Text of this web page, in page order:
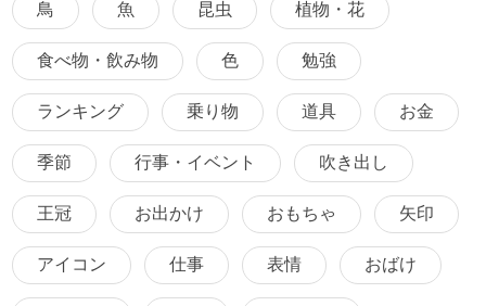
鳥 魚 昆虫 植物・花
食べ物・飲み物 色 勉強
ランキング 乗り物 道具 お金
季節 行事・イベント 吹き出し
王冠 お出かけ おもちゃ 矢印
アイコン 仕事 表情 おばけ